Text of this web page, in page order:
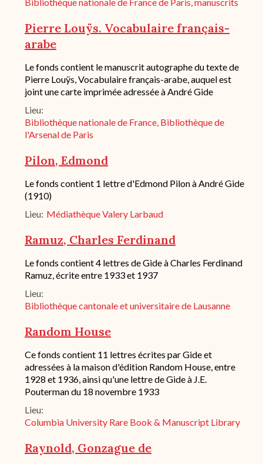
Pierre Louÿs. Vocabulaire français-
arabe
Description
succincte
du
fond
/
historique
de
conservation
Le fonds contient le manuscrit autographe du texte de
Pierre Louÿs, Vocabulaire français-arabe, auquel est
joint une carte imprimée adressée à André Gide
Lieu
Bibliothèque nationale de France, Bibliothèque de
l'Arsenal de Paris
Pilon, Edmond
Description
succincte
du
fond
historique
de
Le fonds contient 1 lettre d'Edmond Pilon à André Gide
(1910)
Lieu Médiathèque Valery Larbaud
Ramuz, Charles Ferdinand
Description
succincte
fond
/
conservation
Le fonds contient 4 lettres de Gide à Charles Ferdinand
Ramuz, écrite entre 1933 et 1937
Lieu
Bibliothèque cantonale et universitaire de Lausanne
Random House
Description
succincte
du
fond
/
historique
de
conservation
Ce fonds contient 11 lettres écrites par Gide et
adressées à la maison d'édition Random House, entre
1928 et 1936, ainsi qu'une lettre de Gide à J.E.
Pouterman du 18 novembre 1933
Lieu
Columbia University Rare Book & Manuscript Library
Raynold, Gonzague de